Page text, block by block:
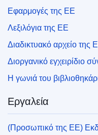
Εφαρμογές της ΕΕ
Λεξιλόγια της ΕΕ
Διαδικτυακό αρχείο της
Διοργανικό εγχειρίδιο
Η γωνιά του
Εργαλεία
(Προσωπικό της ΕΕ)